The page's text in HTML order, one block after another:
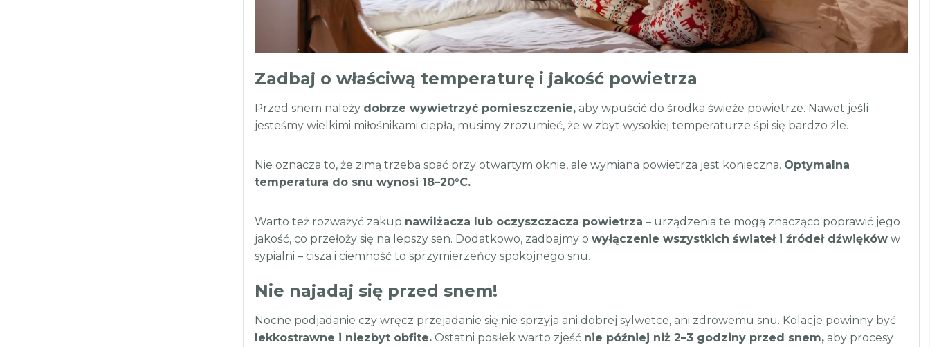
Zadbaj o właściwą temperaturę i jakość powietrza
Przed snem należy dobrze wywietrzyć pomieszczenie, aby wpuścić do środka świeże powietrze. Nawet jeśli
jesteśmy wielkimi miłośnikami ciepła, musimy zrozumieć, że w zbyt wysokiej temperaturze śpi się bardzo źle.
Nie oznacza to, że zimą trzeba spać przy otwartym oknie, ale wymiana powietrza jest konieczna. Optymalna
temperatura do snu wynosi 18–20°C.
Warto też rozważyć zakup nawilżacza lub oczyszczacza powietrza – urządzenia te mogą znacząco poprawić jego
jakość, co przełoży się na lepszy sen. Dodatkowo, zadbajmy o wyłączenie wszystkich świateł i źródeł dźwięków w
sypialni – cisza i ciemność to sprzymierzeńcy spokojnego snu.
Nie najadaj się przed snem!
Nocne podjadanie czy wręcz przejadanie się nie sprzyja ani dobrej sylwetce, ani zdrowemu snu. Kolacje powinny być
lekkostrawne i niezbyt obfite. Ostatni posiłek warto zjeść nie później niż 2–3 godziny przed snem, aby procesy